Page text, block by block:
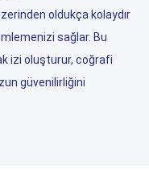
oldukça kolaydır
sağlar. Bu
izi oluşturur, coğrafi
güvenilirliğini